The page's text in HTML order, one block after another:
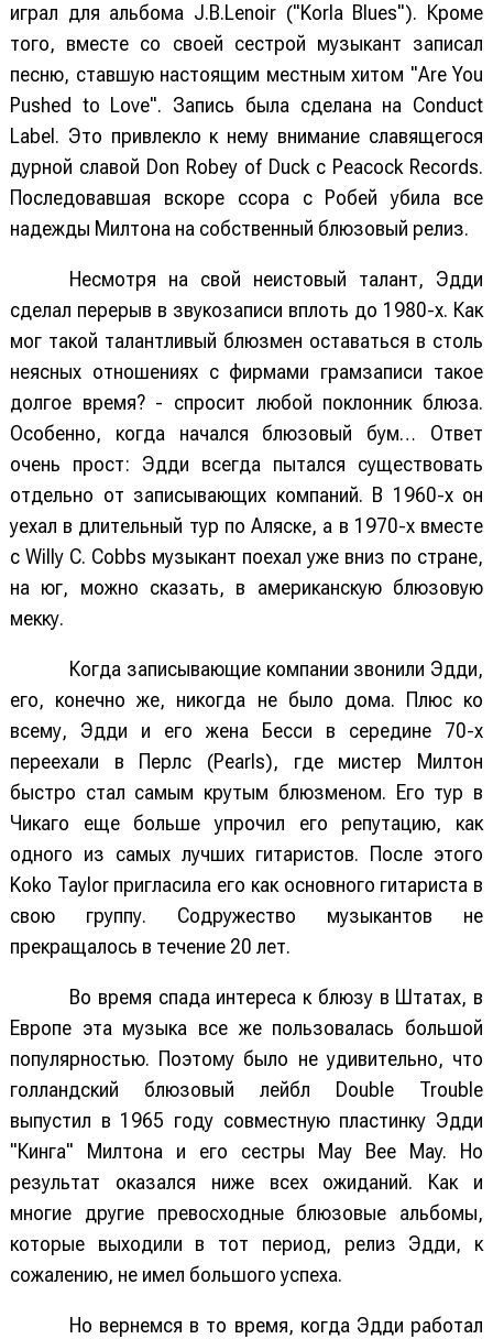
играл для альбома J.B.Lenoir ("Korla Blues"). Кроме
того, вместе со своей сестрой музыкант записал
песню, ставшую настоящим местным хитом "Are You
Pushed to Love". Запись была сделана на Conduct
Label. Это привлекло к нему внимание славящегося
дурной славой Don Robey of Duck с Peacock Records.
Последовавшая вскоре ссора с Робей убила все
надежды Милтона на собственный блюзовый релиз.
Несмотря на свой неистовый талант, Эдди
сделал перерыв в звукозаписи вплоть до 1980-х. Как
мог такой талантливый блюзмен оставаться в столь
неясных отношениях с фирмами грамзаписи такое
долгое время? - спросит любой поклонник блюза.
Особенно, когда начался блюзовый бум… Ответ
очень прост: Эдди всегда пытался существовать
отдельно от записывающих компаний. В 1960-х он
уехал в длительный тур по Аляске, а в 1970-х вместе
c Willy C. Cobbs музыкант поехал уже вниз по стране,
на юг, можно сказать, в американскую блюзовую
мекку.
Когда записывающие компании звонили Эдди,
его, конечно же, никогда не было дома. Плюс ко
всему, Эдди и его жена Бесси в середине 70-х
переехали в Перлс (Pearls), где мистер Милтон
быстро стал самым крутым блюзменом. Его тур в
Чикаго еще больше упрочил его репутацию, как
одного из самых лучших гитаристов. После этого
Koko Taylor пригласила его как основного гитариста в
свою группу. Содружество музыкантов не
прекращалось в течение 20 лет.
Во время спада интереса к блюзу в Штатах, в
Европе эта музыка все же пользовалась большой
популярностью. Поэтому было не удивительно, что
голландский блюзовый лейбл Double Trouble
выпустил в 1965 году совместную пластинку Эдди
"Кинга" Милтона и его сестры May Bee May. Но
результат оказался ниже всех ожиданий. Как и
многие другие превосходные блюзовые альбомы,
которые выходили в тот период, релиз Эдди, к
сожалению, не имел большого успеха.
Но вернемся в то время, когда Эдди работал